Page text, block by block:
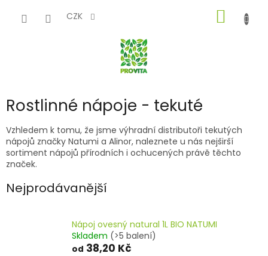
CZK
KOŠÍK
Rostlinné nápoje - tekuté
Vzhledem k tomu, že jsme výhradní distributoři tekutých
nápojů značky Natumi a Alinor, naleznete u nás nejširší
sortiment nápojů přírodních i ochucených právě těchto
značek.
Nejprodávanější
Nápoj ovesný natural 1L BIO NATUMI
Skladem (>5 balení)
od 38,20 Kč